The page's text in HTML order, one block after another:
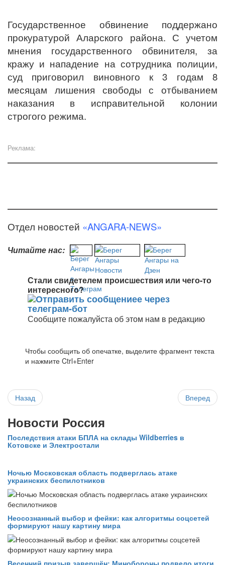
Государственное обвинение поддержано
прокуратурой Аларского района. С учетом
мнения государственного обвинителя, за
кражу и нападение на сотрудника полиции,
суд приговорил виновного к 3 годам 8
месяцам лишения свободы с отбыванием
наказания в исправительной колонии
строгого режима.
Реклама:
Отдел новостей «ANGARA-NEWS»
Читайте нас:
Стали свидетелем происшествия или чего-то
интересного?
Сообщите пожалуйста об этом нам в редакцию
Чтобы сообщить об опечатке, выделите фрагмент текста
и нажмите Ctrl+Enter
Назад Вперед
Новости Россия
Последствия атаки БПЛА на склады Wildberries в
Котовске и Электростали
Ночью Московская область подверглась атаке
украинских беспилотников
Неосознанный выбор и фейки: как алгоритмы соцсетей
формируют нашу картину мира
Весенний призыв завершён: Минобороны подвело итоги